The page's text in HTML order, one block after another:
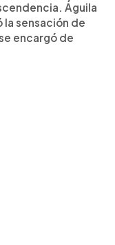
Águila
sensación de
encargó de